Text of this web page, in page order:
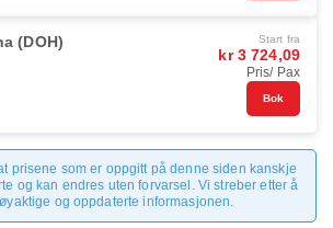
(DOH) Start fra
kr 3 724,09
Pris/ Pax
Bok
prisene som er oppgitt på denne siden kanskje
og kan endres uten forvarsel. Vi streber etter å
og oppdaterte informasjonen.